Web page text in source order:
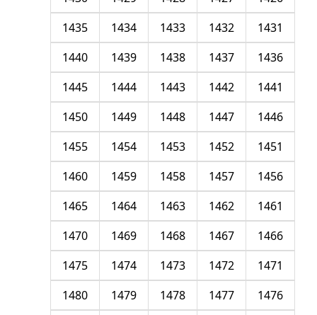
1431
1432
1433
1434
1435
1436
1437
1438
1439
1440
1441
1442
1443
1444
1445
1446
1447
1448
1449
1450
1451
1452
1453
1454
1455
1456
1457
1458
1459
1460
1461
1462
1463
1464
1465
1466
1467
1468
1469
1470
1471
1472
1473
1474
1475
1476
1477
1478
1479
1480